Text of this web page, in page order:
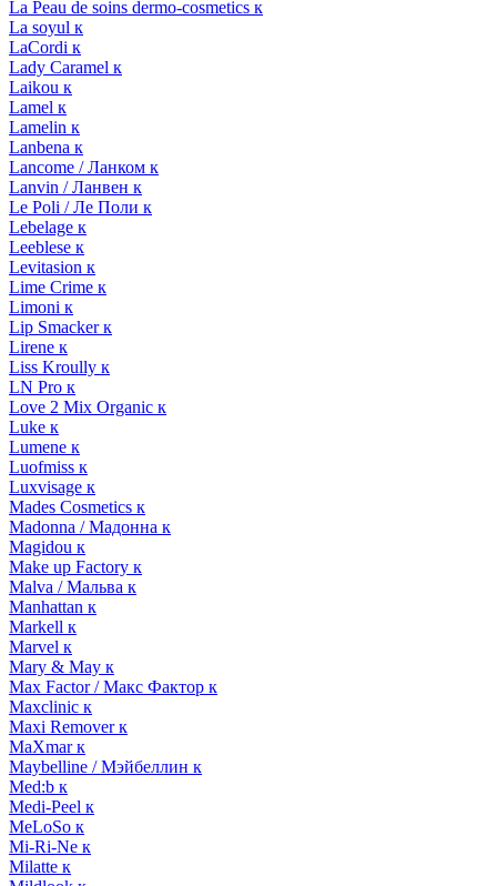
La Peau de soins dermo-cosmetics к
La soyul к
LaCordi к
Lady Caramel к
Laikou к
Lamel к
Lamelin к
Lanbena к
Lancome / Ланком к
Lanvin / Ланвен к
Le Poli / Ле Поли к
Lebelage к
Leeblese к
Levitasion к
Lime Crime к
Limoni к
Lip Smacker к
Lirene к
Liss Kroully к
LN Pro к
Love 2 Mix Organic к
Luke к
Lumene к
Luofmiss к
Luxvisage к
Mades Cosmetics к
Madonna / Мадонна к
Magidou к
Make up Factory к
Malva / Мальва к
Manhattan к
Markell к
Marvel к
Mary & May к
Max Factor / Макс Фактор к
Maxclinic к
Maxi Remover к
MaXmar к
Maybelline / Мэйбеллин к
Med:b к
Medi-Peel к
MeLoSo к
Mi-Ri-Ne к
Milatte к